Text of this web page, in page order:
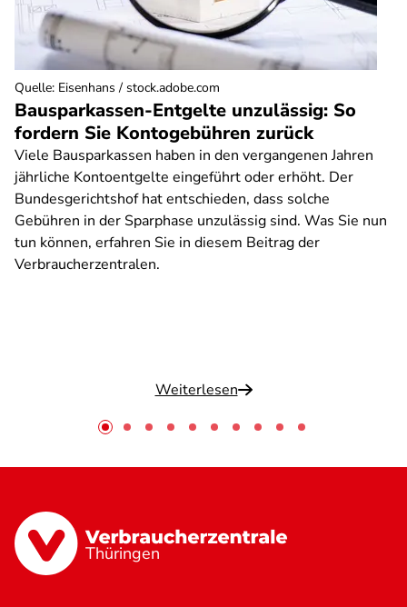
Bausparkassen-Entgelte unzulässig: So
fordern Sie Kontogebühren zurück
Viele Bausparkassen haben in den vergangenen Jahren
jährliche Kontoentgelte eingeführt oder erhöht. Der
Bundesgerichtshof hat entschieden, dass solche
Gebühren in der Sparphase unzulässig sind. Was Sie nun
tun können, erfahren Sie in diesem Beitrag der
Verbraucherzentralen.
Weiterlesen
Quelle: Eisenhans / stock.adobe.com
Thüringen